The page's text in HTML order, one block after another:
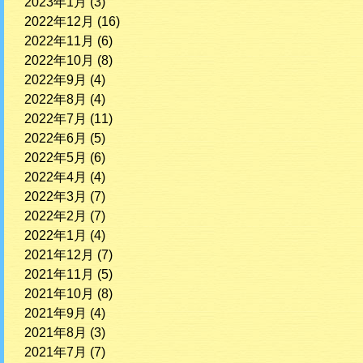
2022年12月 (16)
2022年11月 (6)
2022年10月 (8)
2022年9月 (4)
2022年8月 (4)
2022年7月 (11)
2022年6月 (5)
2022年5月 (6)
2022年4月 (4)
2022年3月 (7)
2022年2月 (7)
2022年1月 (4)
2021年12月 (7)
2021年11月 (5)
2021年10月 (8)
2021年9月 (4)
2021年8月 (3)
2021年7月 (7)